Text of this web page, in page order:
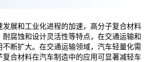
发展和工业化进程的加速，高分子复合材料
耐腐蚀和设计灵活性等特点，在交通运输和
不断扩大。在交通运输领域，汽车轻量化需
复合材料在汽车制造中的应用可显著减轻车